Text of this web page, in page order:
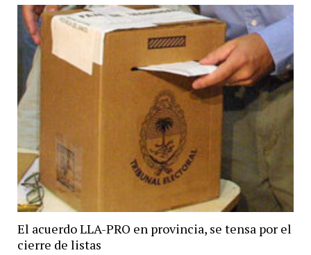
El acuerdo LLA-PRO en provincia, se tensa por el
cierre de listas